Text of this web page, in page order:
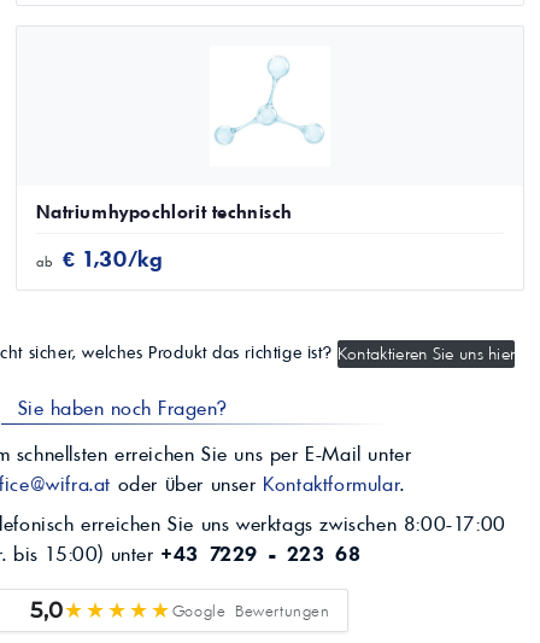
Natriumhypochlorit technisch
ab € 1,30/kg
sicher, welches Produkt das richtige ist? Kontaktieren Sie uns hier
Sie haben noch Fragen?
schnellsten erreichen Sie uns per E-Mail unter
oder über unser Kontaktformular.
erreichen Sie uns werktags zwischen 8:00-17:00
bis 15:00) unter +43 7229 - 223 68
5,0★★★★★Google Bewertungen